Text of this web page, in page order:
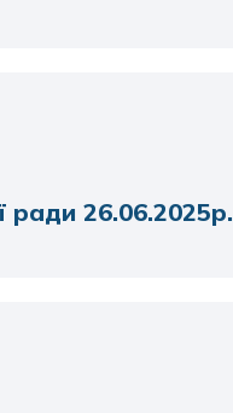
ради 26.06.2025р.